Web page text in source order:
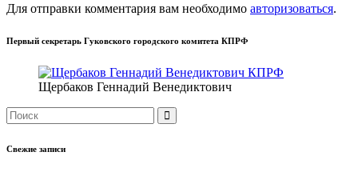
Для отправки комментария вам необходимо авторизоваться.
Первый секретарь Гуковского городского комитета КПРФ
Щербаков Геннадий Венедиктович
Свежие записи